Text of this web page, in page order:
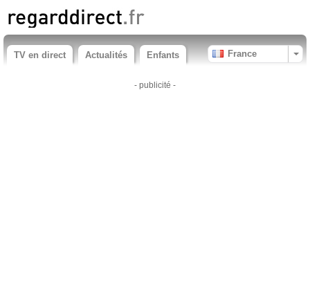
TV en direct Actualités Enfants France
- publicité -